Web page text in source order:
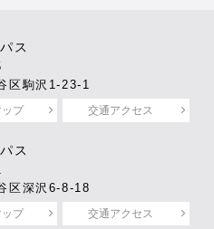
ス
区駒沢1-23-1
プ 交通アクセス
ス
区深沢6-8-18
プ 交通アクセス